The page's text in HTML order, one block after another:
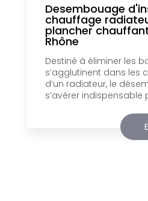
Desembouage
chauffage
plancher
Rhône
Destiné à éliminer les
s’agglutinent dans les
d’un radiateur, le
s’avérer indispensable